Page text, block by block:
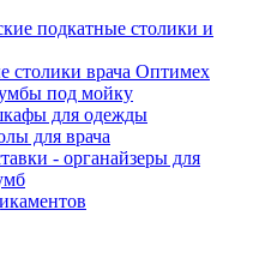
подкатные столики и
столики врача Оптимех
под мойку
для одежды
для врача
- органайзеры для